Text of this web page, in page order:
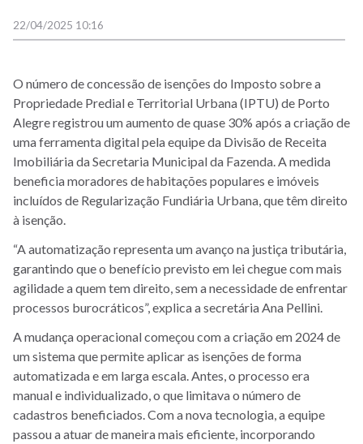
22/04/2025 10:16
O número de concessão de isenções do Imposto sobre a
Propriedade Predial e Territorial Urbana (IPTU) de Porto
Alegre registrou um aumento de quase 30% após a criação de
uma ferramenta digital pela equipe da Divisão de Receita
Imobiliária da Secretaria Municipal da Fazenda. A medida
beneficia moradores de habitações populares e imóveis
incluídos de Regularização Fundiária Urbana, que têm direito
à isenção.
“A automatização representa um avanço na justiça tributária,
garantindo que o benefício previsto em lei chegue com mais
agilidade a quem tem direito, sem a necessidade de enfrentar
processos burocráticos”, explica a secretária Ana Pellini.
A mudança operacional começou com a criação em 2024 de
um sistema que permite aplicar as isenções de forma
automatizada e em larga escala. Antes, o processo era
manual e individualizado, o que limitava o número de
cadastros beneficiados. Com a nova tecnologia, a equipe
passou a atuar de maneira mais eficiente, incorporando